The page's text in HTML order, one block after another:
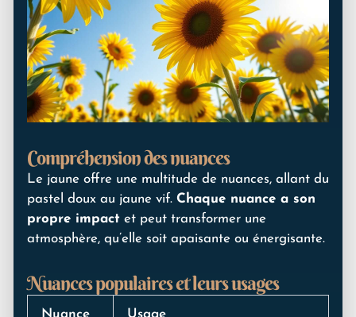
Compréhension des nuances
Le jaune offre une multitude de nuances, allant du
pastel doux au jaune vif. Chaque nuance a son
propre impact et peut transformer une
atmosphère, qu’elle soit apaisante ou énergisante.
Nuances populaires et leurs usages